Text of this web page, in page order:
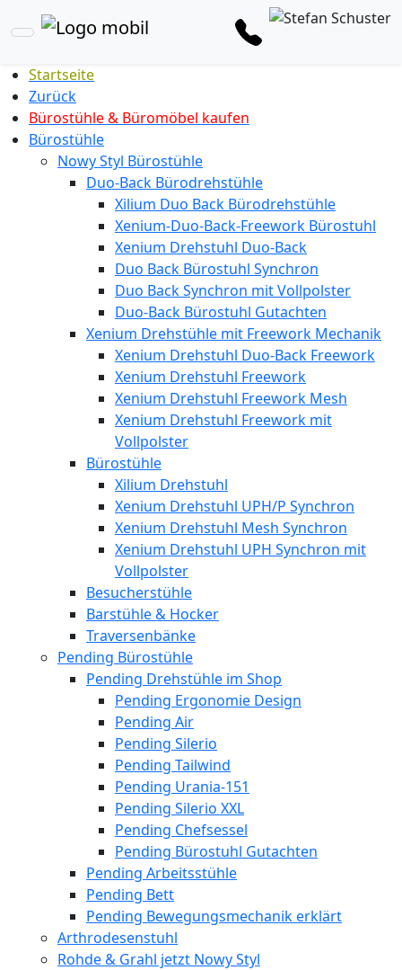
Startseite
Zurück
Bürostühle & Büromöbel kaufen
Bürostühle
Nowy Styl Bürostühle
Duo-Back Bürodrehstühle
Xilium Duo Back Bürodrehstühle
Xenium-Duo-Back-Freework Bürostuhl
Xenium Drehstuhl Duo-Back
Duo Back Bürostuhl Synchron
Duo Back Synchron mit Vollpolster
Duo-Back Bürostuhl Gutachten
Xenium Drehstühle mit Freework Mechanik
Xenium Drehstuhl Duo-Back Freework
Xenium Drehstuhl Freework
Xenium Drehstuhl Freework Mesh
Xenium Drehstuhl Freework mit
Vollpolster
Bürostühle
Xilium Drehstuhl
Xenium Drehstuhl UPH/P Synchron
Xenium Drehstuhl Mesh Synchron
Xenium Drehstuhl UPH Synchron mit
Vollpolster
Besucherstühle
Barstühle & Hocker
Traversenbänke
Pending Bürostühle
Pending Drehstühle im Shop
Pending Ergonomie Design
Pending Air
Pending Silerio
Pending Tailwind
Pending Urania-151
Pending Silerio XXL
Pending Chefsessel
Pending Bürostuhl Gutachten
Pending Arbeitsstühle
Pending Bett
Pending Bewegungsmechanik erklärt
Arthrodesenstuhl
Rohde & Grahl jetzt Nowy Styl